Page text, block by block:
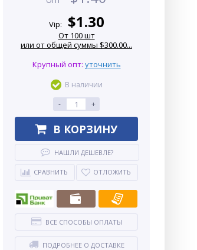
Vip: $1.30
От 100 шт
или от общей суммы $300.00...
Крупный опт: уточнить
В наличии
-
+
В КОРЗИНУ
НАШЛИ ДЕШЕВЛЕ?
СРАВНИТЬ ОТЛОЖИТЬ
ВСЕ СПОСОБЫ ОПЛАТЫ
ПОДРОБНЕЕ О ДОСТАВКЕ